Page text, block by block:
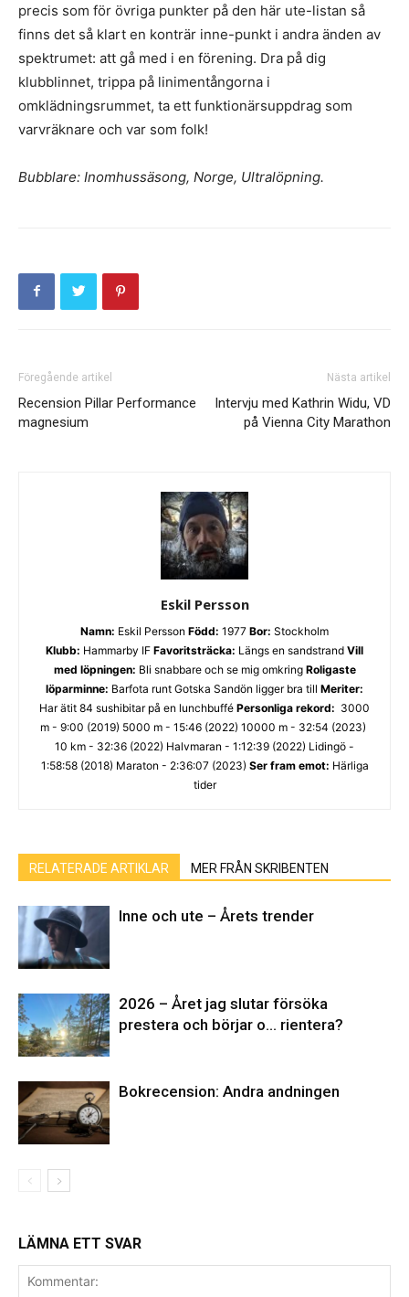
precis som för övriga punkter på den här ute-listan så
finns det så klart en konträr inne-punkt i andra änden av
spektrumet: att gå med i en förening. Dra på dig
klubblinnet, trippa på linimentångorna i
omklädningsrummet, ta ett funktionärsuppdrag som
varvräknare och var som folk!
Bubblare: Inomhussäsong, Norge, Ultralöpning.
Föregående artikel
Recension Pillar Performance
magnesium
Nästa artikel
Intervju med Kathrin Widu, VD
på Vienna City Marathon
Eskil Persson
Namn: Eskil Persson Född: 1977 Bor: Stockholm
Klubb: Hammarby IF Favoritsträcka: Längs en sandstrand Vill
med löpningen: Bli snabbare och se mig omkring Roligaste
löparminne: Barfota runt Gotska Sandön ligger bra till Meriter:
Har ätit 84 sushibitar på en lunchbuffé Personliga rekord: 3000
m - 9:00 (2019) 5000 m - 15:46 (2022) 10000 m - 32:54 (2023)
10 km - 32:36 (2022) Halvmaran - 1:12:39 (2022) Lidingö -
1:58:58 (2018) Maraton - 2:36:07 (2023) Ser fram emot: Härliga
tider
RELATERADE ARTIKLAR MER FRÅN SKRIBENTEN
Inne och ute – Årets trender
2026 – Året jag slutar försöka
prestera och börjar o… rientera?
Bokrecension: Andra andningen
LÄMNA ETT SVAR